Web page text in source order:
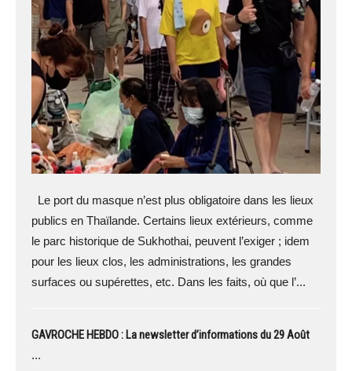
Le port du masque n’est plus obligatoire dans les lieux
publics en Thaïlande. Certains lieux extérieurs, comme
le parc historique de Sukhothai, peuvent l’exiger ; idem
pour les lieux clos, les administrations, les grandes
surfaces ou supérettes, etc. Dans les faits, où que l’...
GAVROCHE HEBDO : La newsletter d’informations du 29 Août
...